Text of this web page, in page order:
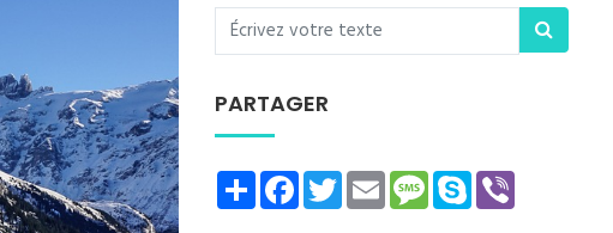
PARTAGER
ShareFacebookTwitterEmailMessage
Skype